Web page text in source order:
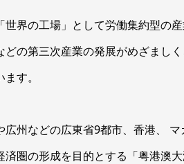
世界の工場」として労働集約型の
どの第三次産業の発展がめざまし
す。
広州などの広東省9都市、香港、
済圏の形成を目的とする「粤港澳